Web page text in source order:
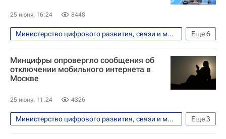
СН_Образование
25 июня, 16:24 8448
Еще6
Министерство цифрового развития, связи и массовых коммуникаций РФ (Минцифры России)
Россия
В мире
Мария Захарова
Apple
Дмитрий Песков
Минцифры опровергло сообщения об
отключении мобильного интернета в
Москве
25 июня, 11:24 4326
Еще3
Министерство цифрового развития, связи и массовых коммуникаций РФ (Минцифры России)
Россия
Технологии Москва